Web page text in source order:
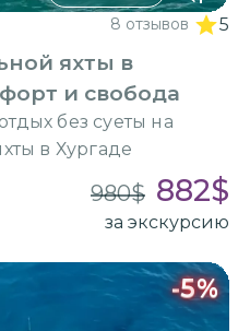
8 отзывов 5
яхты в
и свобода
без суеты на
в Хургаде
980$ 882$
за экскурсию
-5%